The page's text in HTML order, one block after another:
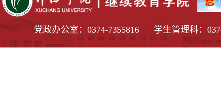
党政办公室：0374-7355816 学生管理科：